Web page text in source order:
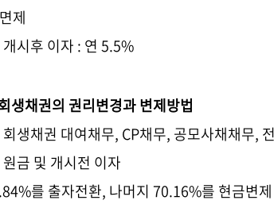
제
시후 이자 : 연 5.5%
생채권의 권리변경과 변제방법
회생채권 대여채무, CP채무, 공모사채채무,
금 및 개시전 이자
를 출자전환, 나머지 70.16%를 현금변제